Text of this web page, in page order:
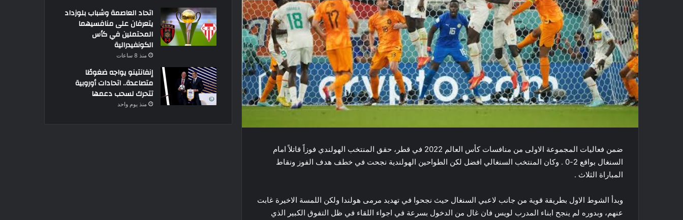
ضمن فعاليات المجموعة الاولى من منافسات كأس العالم 2022 في قطر، حقق المنتخب الهولندي فوزاً قاتلاً امام ​
السنغال​ بواقع 2-0 . وكان المنتخب السنغالي افضل لكن الطواحين الهولندية نجحت في خطف هدف الفوز ونقاط
المباراة الثلاث .
وبدأ الشوط الاول بطريقة قوية من جانب لاعبي السنغال حيث نجحوا في تهديد مرمى ​هولندا​ ولكن اللمسة الاخيرة غابت
عنهم، وبدوره لم ينجح ابناء المدرب لويس فان غال من الدخول بسرعة في اجواء اللقاء في ظل التفوق الكبير الذي
اتحاد العاصمة وشباب بلوزداد
يتعرفان على منافسيهما
المحتملين في كأس
الكونفيدرالية
منذ 8 ساعات
إنفانتينو يواجه ضغوطًا
متصاعدة.. اتحادات أوروبية
تتحرك لسحب دعمها
منذ يوم واحد